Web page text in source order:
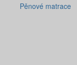
Pěnové matrace